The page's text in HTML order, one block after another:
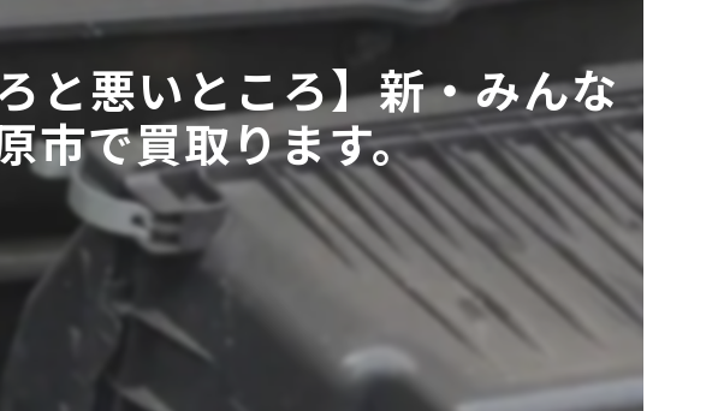
と悪いところ】新・みんな
市で買取ります。